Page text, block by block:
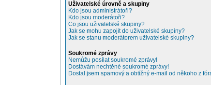
Uživatelské úrovně a skupiny
Kdo jsou administrátoři?
Kdo jsou moderátoři?
Co jsou uživatelské skupiny?
Jak se mohu zapojit do uživatelské skupiny?
Jak se stanu moderátorem uživatelské skupiny?
Soukromé zprávy
Nemůžu posílat soukromé zprávy!
Dostávám nechtěné soukromé zprávy!
Dostal jsem spamový a obtížný e-mail od někoho z